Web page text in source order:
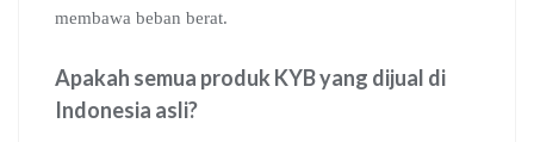
membawa beban berat.
Apakah semua produk KYB yang dijual di
Indonesia asli?